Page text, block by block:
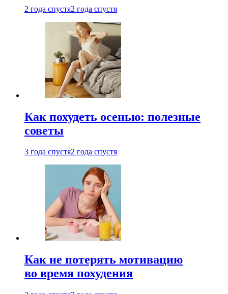
2 года спустя2 года спустя
Как похудеть осенью: полезные
советы
3 года спустя2 года спустя
Как не потерять мотивацию
во время похудения